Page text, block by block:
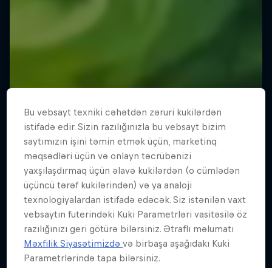
Bu vebsayt texniki cəhətdən zəruri kukilərdən
istifadə edir. Sizin razılığınızla bu vebsayt bizim
saytımızın işini təmin etmək üçün, marketinq
məqsədləri üçün və onlayn təcrübənizi
yaxşılaşdırmaq üçün əlavə kukilərdən (o cümlədən
üçüncü tərəf kukilərindən) və ya analoji
texnologiyalardan istifadə edəcək. Siz istənilən vaxt
vebsaytın futerindəki Kuki Parametrləri vasitəsilə öz
razılığınızı geri götürə bilərsiniz. Ətraflı məlumatı
Məxfilik Siyasətimizdəvə birbaşa aşağıdakı Kuki
Parametrlərində tapa bilərsiniz.